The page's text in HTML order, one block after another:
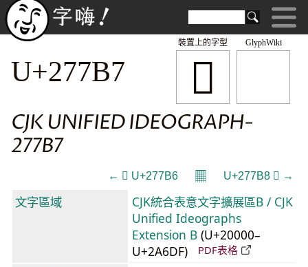
GlyphWiki
𧞷
裝置上的字型
U+277B7
CJK UNIFIED IDEOGRAPH-
277B7
← 𧞶 U+277B6 𝄜 U+277B8 𧞸 →
文字區域
CJK統合表意文字擴展區B / CJK
Unified Ideographs
Extension B (U+20000–
U+2A6DF)
PDF表格